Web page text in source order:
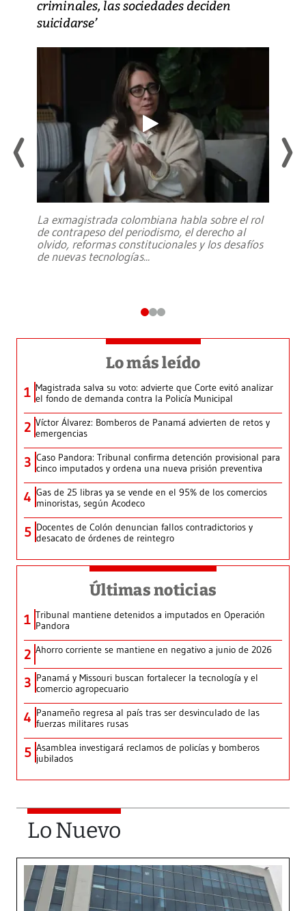
criminales, las sociedades deciden
suicidarse’
La exmagistrada colombiana habla sobre el rol
de contrapeso del periodismo, el derecho al
olvido, reformas constitucionales y los desafíos
de nuevas tecnologías...
Lo más leído
1 Magistrada salva su voto: advierte que Corte evitó analizar
el fondo de demanda contra la Policía Municipal
2 Víctor Álvarez: Bomberos de Panamá advierten de retos y
emergencias
3 Caso Pandora: Tribunal confirma detención provisional para
cinco imputados y ordena una nueva prisión preventiva
4 Gas de 25 libras ya se vende en el 95% de los comercios
minoristas, según Acodeco
5 Docentes de Colón denuncian fallos contradictorios y
desacato de órdenes de reintegro
Últimas noticias
1 Tribunal mantiene detenidos a imputados en Operación
Pandora
2 Ahorro corriente se mantiene en negativo a junio de 2026
3 Panamá y Missouri buscan fortalecer la tecnología y el
comercio agropecuario
4 Panameño regresa al país tras ser desvinculado de las
fuerzas militares rusas
5 Asamblea investigará reclamos de policías y bomberos
jubilados
Lo Nuevo